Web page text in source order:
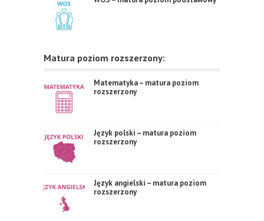
Matura poziom rozszerzony:
Matematyka – matura poziom
rozszerzony
Język polski – matura poziom
rozszerzony
Język angielski – matura poziom
rozszerzony